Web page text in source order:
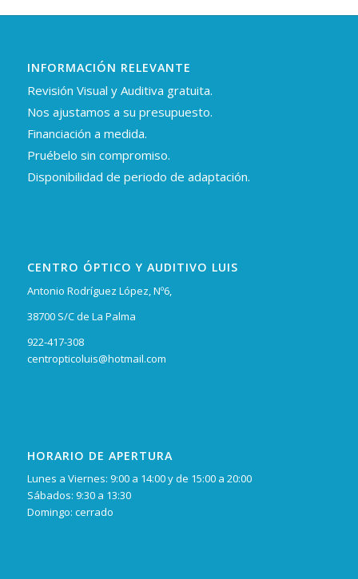
INFORMACIÓN RELEVANTE
Revisión Visual y Auditiva gratuita.
Nos ajustamos a su presupuesto.
Financiación a medida.
Pruébelo sin compromiso.
Disponibilidad de periodo de adaptación.
CENTRO ÓPTICO Y AUDITIVO LUIS
Antonio Rodríguez López, Nº6,
38700 S/C de La Palma
922-417-308
centropticoluis@hotmail.com
HORARIO DE APERTURA
Lunes a Viernes: 9:00 a 14:00 y de 15:00 a 20:00
Sábados: 9:30 a 13:30
Domingo: cerrado